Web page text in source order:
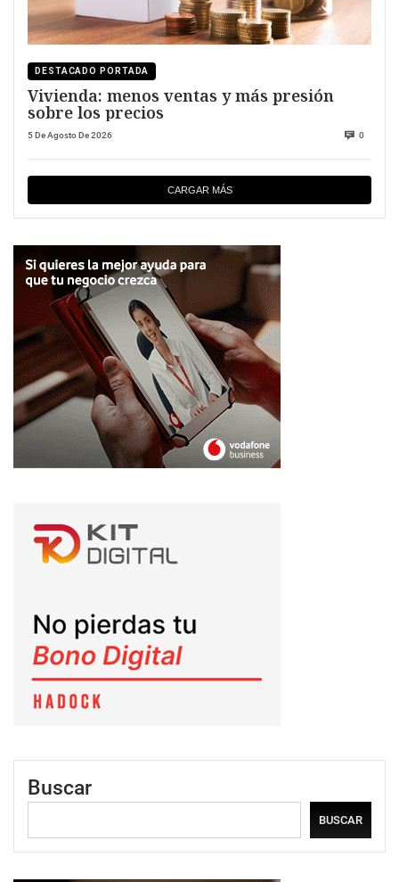
DESTACADO PORTADA
Vivienda: menos ventas y más presión
sobre los precios
5 De Agosto De 2026 0
CARGAR MÁS
Buscar
BUSCAR